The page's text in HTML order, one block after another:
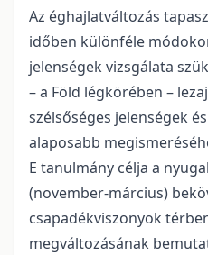
Az éghajlatváltozás
időben különféle
jelenségek vizsgálata
– a Föld légkörében –
szélsőséges jelenségek
alaposabb
E tanulmány célja a
(november-március)
csapadékviszonyok
megváltozásának